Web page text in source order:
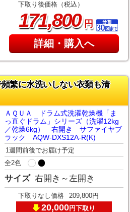
下取り後価格（税込）
171,800円
詳細・購入へ
繁に水洗いしない衣類も清
ＡＱＵＡ ドラム式洗濯乾燥機「ま
っ直ぐドラム」シリーズ（洗濯12kg
／乾燥6kg） 右開き サファイヤブ
ラック AQW-DXS12A-R(K)
1週間前後でお届け予定
全2色
サイズ 右開き～左開き
下取りなし価格 209,800円
20,000円下取り